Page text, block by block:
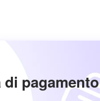
pagamento